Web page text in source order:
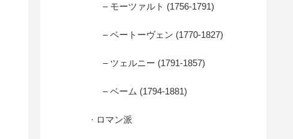
– モーツァルト (1756-1791)
– ベートーヴェン (1770-1827)
– ツェルニー (1791-1857)
– ベーム (1794-1881)
· ロマン派